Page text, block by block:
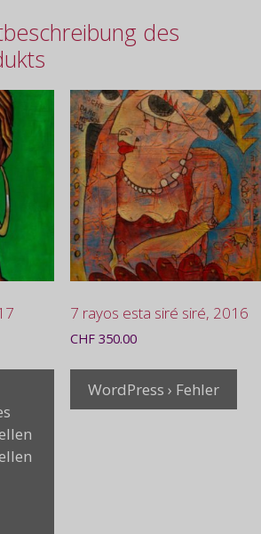
des
7 rayos esta siré siré, 2016
CHF350.00
WordPress › Fehler